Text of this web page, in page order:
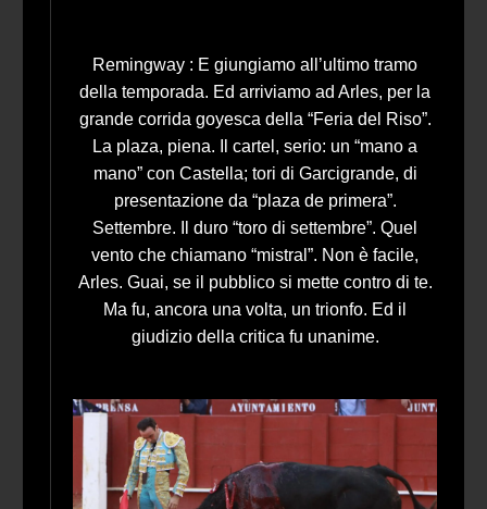
Remingway : E giungiamo all’ultimo tramo
della temporada. Ed arriviamo ad Arles, per la
grande corrida goyesca della “Feria del Riso”.
La plaza, piena. Il cartel, serio: un “mano a
mano” con Castella; tori di Garcigrande, di
presentazione da “plaza de primera”.
Settembre. Il duro “toro di settembre”. Quel
vento che chiamano “mistral”. Non è facile,
Arles. Guai, se il pubblico si mette contro di te.
Ma fu, ancora una volta, un trionfo. Ed il
giudizio della critica fu unanime.